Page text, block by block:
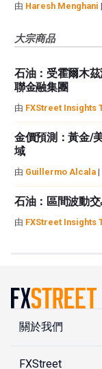
由 Haresh Menghani |
大宗商品
石油：受霍爾木
聯金融集團
由 FXStreet Insights
金價預測：黃金/
域
由 Guillermo Alcala |
石油：區間波動
由 FXStreet Insights
關於我們
FXStreet